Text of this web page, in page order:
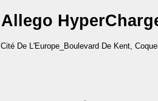
Allego
Cité De L'Europe_Boulevard De Kent,